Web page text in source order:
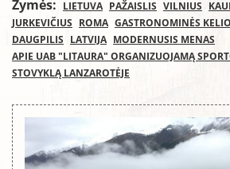
Žymės: LIETUVA PAŽAISLIS VILNIUS
JURKEVIČIUS ROMA GASTRONOMINĖS
DAUGPILIS LATVIJA MODERNUSIS MENAS
APIE UAB "LITAURA" ORGANIZUOJAMĄ
STOVYKLĄ LANZAROTĖJE